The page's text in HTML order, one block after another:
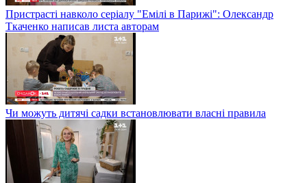
Пристрасті навколо серіалу "Емілі в Парижі": Олександр
Ткаченко написав листа авторам
Чи можуть дитячі садки встановлювати власні правила